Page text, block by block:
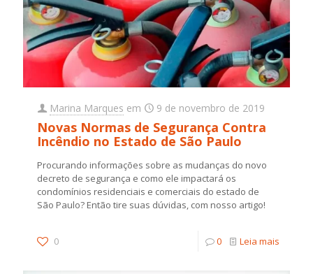
Marina Marques em 9 de novembro de 2019
Novas Normas de Segurança Contra
Incêndio no Estado de São Paulo
Procurando informações sobre as mudanças do novo
decreto de segurança e como ele impactará os
condomínios residenciais e comerciais do estado de
São Paulo? Então tire suas dúvidas, com nosso artigo!
0 0 Leia mais